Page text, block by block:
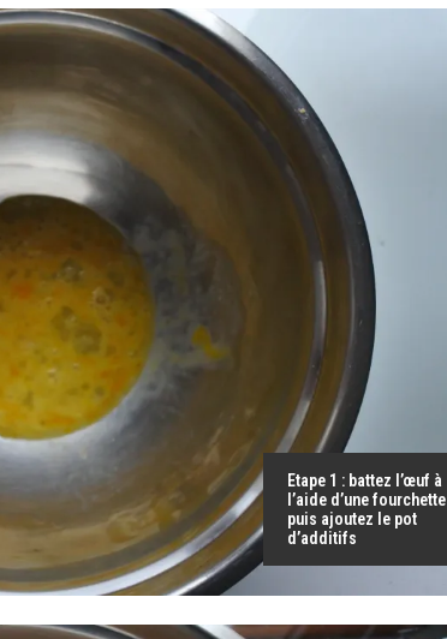
Etape 1 : battez l’œuf à
l’aide d’une fourchette
puis ajoutez le pot
d’additifs